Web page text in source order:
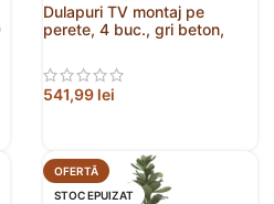
Dulapuri TV montaj pe
perete, 4 buc., gri beton,
541,99 lei
OFERTĂ
STOC EPUIZAT